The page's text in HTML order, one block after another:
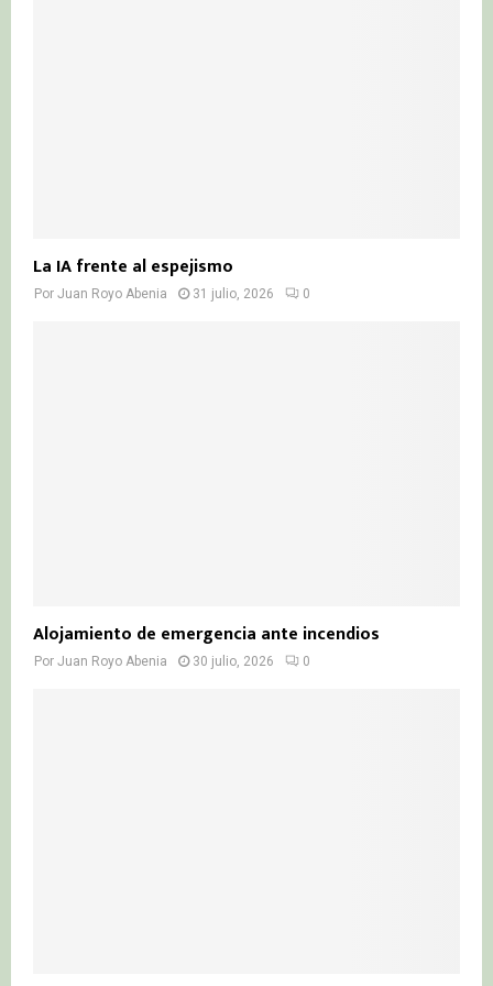
La IA frente al espejismo
Por Juan Royo Abenia 31 julio, 2026 0
Alojamiento de emergencia ante incendios
Por Juan Royo Abenia 30 julio, 2026 0